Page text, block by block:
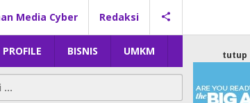
Media Cyber Redaksi
PROFILE BISNIS UMKM tutup